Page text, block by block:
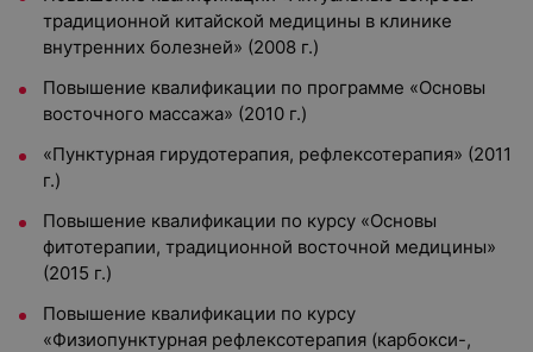
традиционной китайской медицины в клинике
внутренних болезней» (2008 г.)
Повышение квалификации по программе «Основы
восточного массажа» (2010 г.)
«Пунктурная гирудотерапия, рефлексотерапия» (2011
г.)
Повышение квалификации по курсу «Основы
фитотерапии, традиционной восточной медицины»
(2015 г.)
Повышение квалификации по курсу
«Физиопунктурная рефлексотерапия (карбокси-,